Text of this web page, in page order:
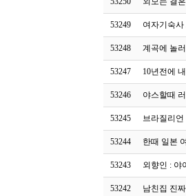
53249 여자기숙
53248 계곡에 놀
53247 10년전에
53246 야스할때
53245 브라질리언
53244 한때 일본
53243 외향인 : 야
53242 남친집 진